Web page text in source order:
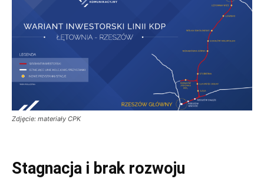
Zdjęcie: materiały CPK
Stagnacja i brak rozwoju